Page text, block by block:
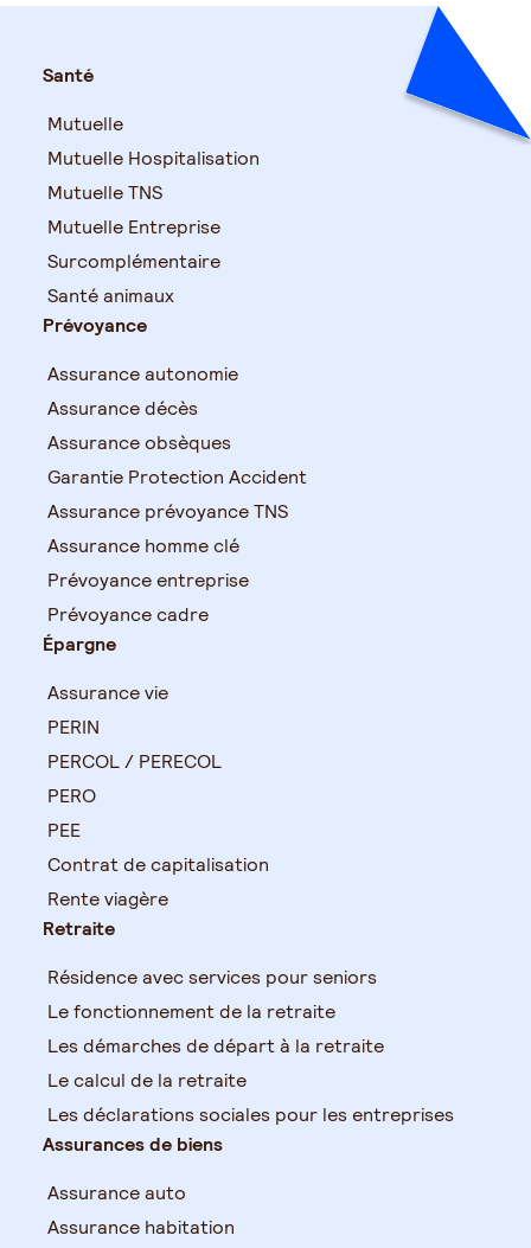
Santé
Mutuelle
Mutuelle Hospitalisation
Mutuelle TNS
Mutuelle Entreprise
Surcomplémentaire
Santé animaux
Prévoyance
Assurance autonomie
Assurance décès
Assurance obsèques
Garantie Protection Accident
Assurance prévoyance TNS
Assurance homme clé
Prévoyance entreprise
Prévoyance cadre
Épargne
Assurance vie
PERIN
PERCOL / PERECOL
PERO
PEE
Contrat de capitalisation
Rente viagère
Retraite
Résidence avec services pour seniors
Le fonctionnement de la retraite
Les démarches de départ à la retraite
Le calcul de la retraite
Les déclarations sociales pour les entreprises
Assurances de biens
Assurance auto
Assurance habitation